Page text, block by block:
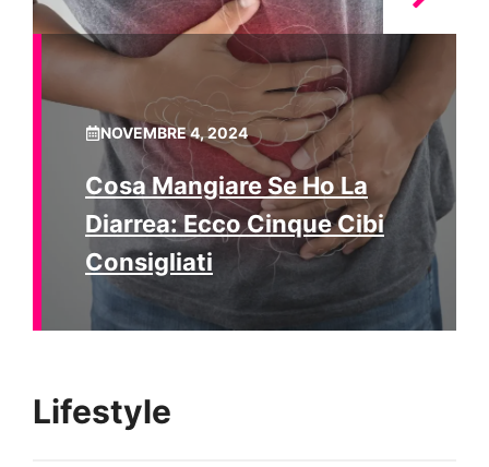
NOVEMBRE 4, 2024
Cosa Mangiare Se Ho La
Diarrea: Ecco Cinque Cibi
Consigliati
Lifestyle